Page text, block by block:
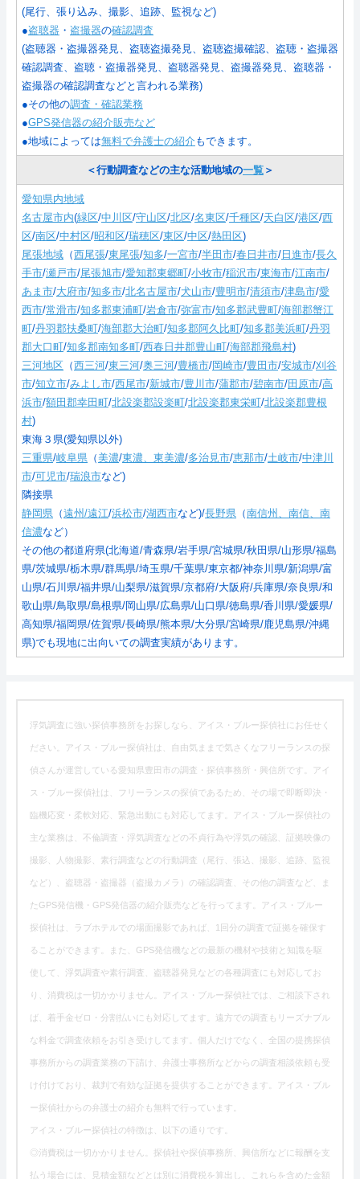
(尾行、張り込み、撮影、追跡、監視など)
●盗聴器 ・ 盗撮器の確認調査
(盗聴器・盗撮器発見、盗聴盗撮発見、盗聴盗撮確認、盗聴・盗撮器
確認調査、盗聴・盗撮器発見、盗聴器発見、盗撮器発見、盗聴器・
盗撮器の確認調査などと言われる業務)
●その他の調査・確認業務
●GPS発信器の紹介販売など
●地域によっては無料で弁護士の紹介もできます。
＜行動調査などの主な活動地域の一覧 ＞
愛知県内地域
名古屋市内(緑区/中川区/守山区/北区/名東区/千種区/天白区/港区/西
区/南区/中村区/昭和区/瑞穂区/東区/中区/熱田区)
尾張地域 （西尾張/東尾張/知多/一宮市/半田市/春日井市/ 日進市/長久
手市/瀬戸市/尾張旭市/愛知郡東郷町/小牧市/稲沢市/東海市/江南市/
あま市/大府市/知多市/北名古屋市/犬山市/豊明市/清須市/津島市/愛
西市/常滑市/知多郡東浦町/岩倉市/弥富市/知多郡武豊町/海部郡蟹江
町/丹羽郡扶桑町/海部郡大治町/知多郡阿久比町/知多郡美浜町/丹羽
郡大口町/知多郡南知多町/西春日井郡豊山町/海部郡飛島村)
三河地区 （西三河/東三河/奥三河/豊橋市/岡崎市/豊田市/安城市/刈谷
市/知立市/みよし市/西尾市/新城市/豊川市/蒲郡市/碧南市/田原市/高
浜市/額田郡幸田町/北設楽郡設楽町/北設楽郡東栄町/北設楽郡豊根
村)
東海３県(愛知県以外)
三重県/岐阜県 （美濃/東濃、東美濃/多治見市/恵那市/土岐市/中津川
市/可児市/瑞浪市など)
隣接県
静岡県 （遠州/遠江/浜松市/湖西市など)/長野県 （南信州、南信、南
信濃など）
その他の都道府県(北海道/青森県/岩手県/宮城県/秋田県/山形県/福島
県/茨城県/栃木県/群馬県/埼玉県/千葉県/東京都/神奈川県/新潟県/富
山県/石川県/福井県/山梨県/滋賀県/京都府/大阪府/兵庫県/奈良県/和
歌山県/鳥取県/島根県/岡山県/広島県/山口県/徳島県/香川県/愛媛県/
高知県/福岡県/佐賀県/長崎県/熊本県/大分県/宮崎県/鹿児島県/沖縄
県)でも現地に出向いての調査実績があります。
浮気調査に強い探偵事務所をお探しなら、アイス・ブルー探偵社にお任せく
ださい。アイス・ブルー探偵社は、自由気ままで気さくなフリーランスの探
偵さんが運営している愛知県豊田市の調査・探偵事務所・興信所です。アイ
ス・ブルー探偵社は、フリーランスの探偵であるため、その場で即断即決・
臨機応変・柔軟対応、緊急出動にも対応してます。アイス・ブルー探偵社の
主な業務は、不倫調査・浮気調査などの不貞行為や浮気の確認、証拠映像の
撮影、人物撮影、素行調査などの行動調査（尾行、張込、撮影、追跡、監視
など）、盗聴器・盗撮器（盗撮カメラ）の確認調査、その他の調査など、ま
たGPS発信機・GPS発信器の紹介販売などを行ってます。アイス・ブルー
探偵社は、ラブホテルでの場面撮影であれば、1回分の調査で証拠を確保す
ることができます。また、GPS発信機などの最新の機材や技術と知識を駆
使して、浮気調査や素行調査、盗聴器発見などの各種調査にも対応してお
り、消費税は一切かかりません。アイス・ブルー探偵社では、ご相談下され
ば、着手金ゼロ・分割払いにも対応してます。遠方での調査もリーズナブル
な料金で調査依頼をお引き受けしてます。個人だけでなく、全国の提携探偵
事務所からの調査業務の下請け、弁護士事務所などからの調査相談依頼も受
け付けており、裁判で有効な証拠を提供することができます。アイス・ブル
ー探偵社からの弁護士の紹介も無料で行っています。
アイス・ブルー探偵社の特徴は、以下の通りです。
◎消費税は一切かかりません。探偵社や探偵事務所、興信所などに報酬を支
払う場合には、見積金額などとは別に消費税を算出し、これらを含めた金額